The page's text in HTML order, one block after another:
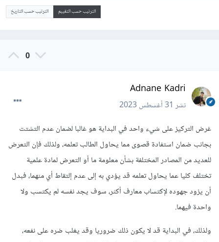
الترتيب حسب التقييم الترتيب حسب التاريخ
0
Adnane Kadri
نشر31 أغسطس 2023
غرض التركيز على شيء واحد في البداية هو غالبا لضمان عدم التشتت
بجانب ضمان استفادة قصوى مما يحاول الطالب تعلمه، ولذلك فإن التعرض
للعديد من المصادر المختلفة بشأن معلومة ما أو التعرض لمادة علمية
تختلف كليا عما يحاول تعلمه قد يؤدي به إلى عدم إلتقاط أي منهما، فبدل
أن يزود جهوده لإكتساب معارف أكثر، سوف يجد نفسه لم يكتسب ولا
واحدة فيهما.
ولذلك، في البداية قد لا يكون ذلك ضروريا وقد يغلب ضره على نفعه،